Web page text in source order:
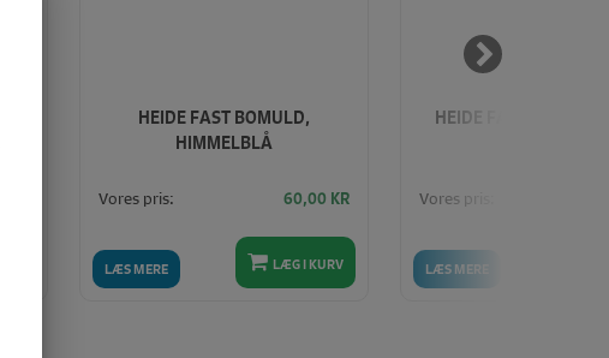
HEIDE FAST BOMULD,
HIMMELBLÅ
LÆS MERE
Vores pris: 60,00 KR
LÆG I KURV
HEIDE FAST
LÆS MERE
Vores pris: